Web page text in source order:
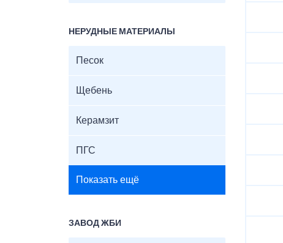
НЕРУДНЫЕ МАТЕРИАЛЫ
Песок
Щебень
Керамзит
ПГС
Показать ещё
ЗАВОД ЖБИ